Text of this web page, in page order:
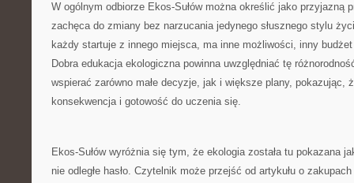
W ogólnym odbiorze Ekos-Sułów można określić jako przyjazną
zachęca do zmiany bez narzucania jedynego słusznego stylu
każdy startuje z innego miejsca, ma inne możliwości, inny
Dobra edukacja ekologiczna powinna uwzględniać tę
wspierać zarówno małe decyzje, jak i większe plany, pokazując,
konsekwencja i gotowość do uczenia się.
Ekos-Sułów wyróżnia się tym, że ekologia została tu pokazana
nie odległe hasło. Czytelnik może przejść od artykułu o